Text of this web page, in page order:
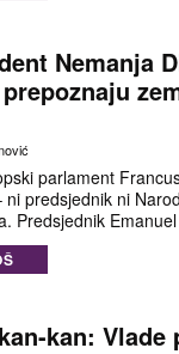
Nemanja
parlament
predsjednik ni
Predsjednik Emanuel
kan: Vlade